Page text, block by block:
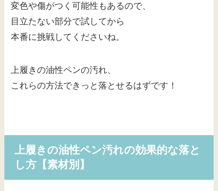
変色や傷がつく可能性もあるので、
目立たない部分で試してから
本番に挑戦してくださいね。
上履きの油性ペンの汚れ、
これらの方法できっと落とせるはずです！
上履きの油性ペン汚れの効果的な落と
し方【素材別】